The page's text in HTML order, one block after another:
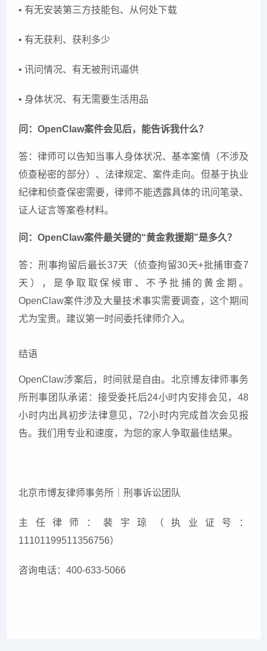
• 有无安装第三方技能包、从何处下载
• 有无获利、获利多少
• 讯问情况、有无被刑讯逼供
• 身体状况、有无需要生活用品
问：OpenClaw案件会见后，能告诉我什么？
答：律师可以告知当事人身体状况、基本案情（不涉及
侦查秘密的部分）、法律规定、案件走向。但基于执业
纪律和侦查保密需要，律师不能透露具体的讯问笔录、
证人证言等案卷材料。
问：OpenClaw案件最关键的“黄金救援期”是多久？
答：刑事拘留后最长37天（侦查拘留30天+批捕审查7
天），是争取取保候审、不予批捕的黄金期。
OpenClaw案件涉及大量技术事实需要调查，这个期间
尤为宝贵。建议第一时间委托律师介入。
结语
OpenClaw涉案后，时间就是自由。北京博友律师事务
所刑事团队承诺：接受委托后24小时内安排会见，48
小时内出具初步法律意见，72小时内完成首次会见报
告。我们用专业和速度，为您的家人争取最佳结果。
北京市博友律师事务所｜刑事诉讼团队
主任律师：裴宇琼（执业证号：
11101199511356756）
咨询电话：400-633-5066